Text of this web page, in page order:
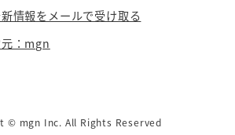
情報をメールで受け取る
：mgn
© mgn Inc. All Rights Reserved